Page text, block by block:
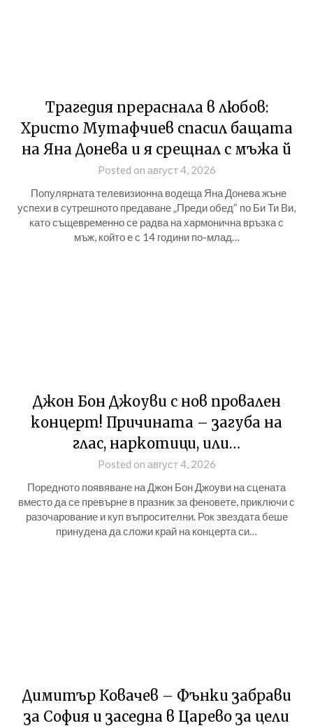
Трагедия прераснала в любов:
Христо Мутафчиев спасил бащата
на Яна Донева и я срещнал с мъжа й
Posted on август 4, 2026
Популярната телевизионна водеща Яна Донева жъне
успехи в сутрешното предаване „Преди обед“ по Би Ти Ви,
като същевременно се радва на хармонична връзка с
мъж, който е с 14 години по-млад…
Джон Бон Джоуви с нов провален
концерт! Причината – загуба на
глас, наркотици, или…
Posted on август 4, 2026
Поредното появяване на Джон Бон Джоуви на сцената
вместо да се превърне в празник за феновете, приключи с
разочарование и куп въпросителни. Рок звездата беше
принудена да сложи край на концерта си…
Димитър Ковачев – Фънки забрави
за София и заседна в Царево за цели